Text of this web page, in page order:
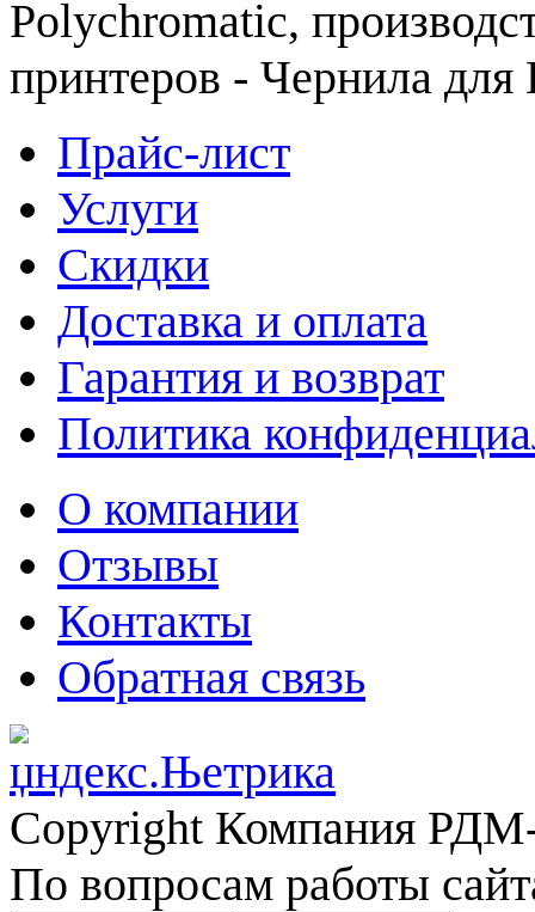
Polychromatic,
принтеров - Чернила для
Прайс-лист
Услуги
Скидки
Доставка и оплата
Гарантия и возврат
Политика
О компании
Отзывы
Контакты
Обратная связь
Copyright Компания
По вопросам работы